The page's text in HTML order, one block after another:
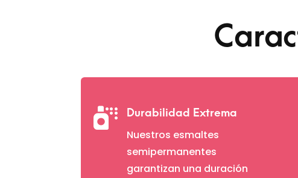
 Durabilidad Extrema
Nuestros esmaltes
semipermanentes
garantizan una duración